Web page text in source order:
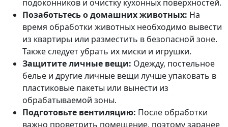
подоконников и очистку кухонных поверхностей.
Позаботьтесь о домашних животных: На
время обработки животных необходимо вывести
из квартиры или разместить в безопасной зоне.
Также следует убрать их миски и игрушки.
Защитите личные вещи: Одежду, постельное
белье и другие личные вещи лучше упаковать в
пластиковые пакеты или вынести из
обрабатываемой зоны.
Подготовьте вентиляцию: После обработки
важно проветрить помещение, поэтому заранее